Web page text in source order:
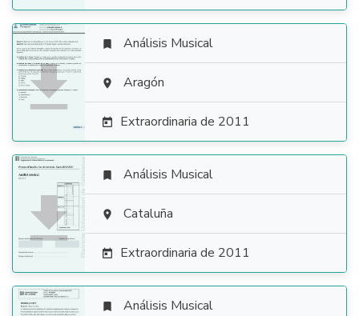

 Análisis Musical
 Aragón
 Extraordinaria de 2011

 Análisis Musical
 Cataluña
 Extraordinaria de 2011
 Análisis Musical